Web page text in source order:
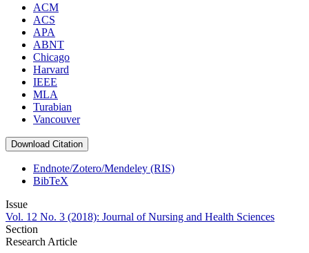
ACM
ACS
APA
ABNT
Chicago
Harvard
IEEE
MLA
Turabian
Vancouver
Download Citation
Endnote/Zotero/Mendeley (RIS)
BibTeX
Issue
Vol. 12 No. 3 (2018): Journal of Nursing and Health Sciences
Section
Research Article